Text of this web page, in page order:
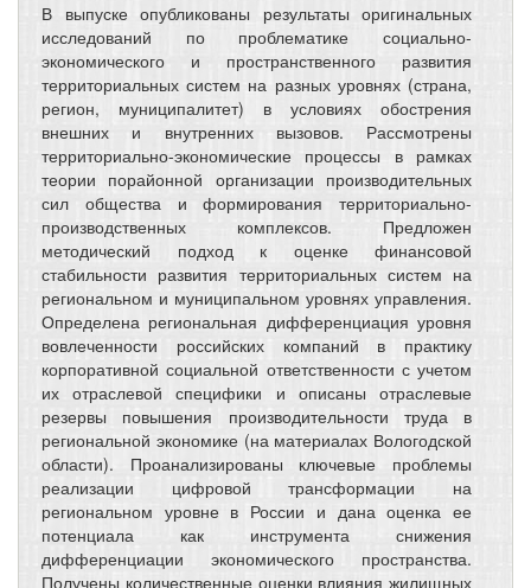
В выпуске опубликованы результаты оригинальных
исследований по проблематике социально-
экономического и пространственного развития
территориальных систем на разных уровнях (страна,
регион, муниципалитет) в условиях обострения
внешних и внутренних вызовов. Рассмотрены
территориально-экономические процессы в рамках
теории порайонной организации производительных
сил общества и формирования территориально-
производственных комплексов. Предложен
методический подход к оценке финансовой
стабильности развития территориальных систем на
региональном и муниципальном уровнях управления.
Определена региональная дифференциация уровня
вовлеченности российских компаний в практику
корпоративной социальной ответственности с учетом
их отраслевой специфики и описаны отраслевые
резервы повышения производительности труда в
региональной экономике (на материалах Вологодской
области). Проанализированы ключевые проблемы
реализации цифровой трансформации на
региональном уровне в России и дана оценка ее
потенциала как инструмента снижения
дифференциации экономического пространства.
Получены количественные оценки влияния жилищных